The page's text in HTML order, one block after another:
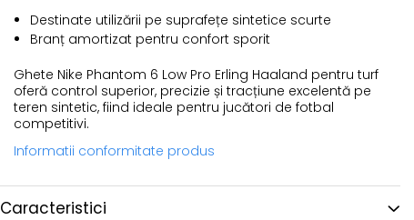
Destinate utilizării pe suprafețe sintetice scurte
Branț amortizat pentru confort sporit
Ghete Nike Phantom 6 Low Pro Erling Haaland pentru turf
oferă control superior, precizie și tracțiune excelentă pe
teren sintetic, fiind ideale pentru jucători de fotbal
competitivi.
Informatii conformitate produs
Caracteristici